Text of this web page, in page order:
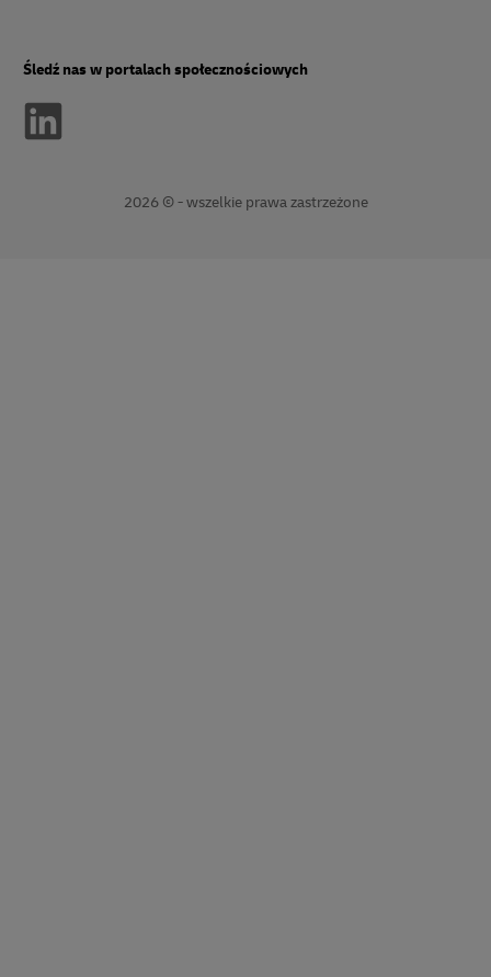
Śledź nas w portalach społecznościowych
2026 © - wszelkie prawa zastrzeżone